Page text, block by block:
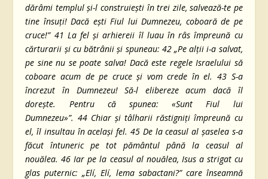
dărâmi templul și-l construiești în trei zile, salvează-te pe
tine însuți! Dacă ești Fiul lui Dumnezeu, coboară de pe
cruce!” 41 La fel şi arhiereii îl luau în râs împreună cu
cărturarii și cu bătrânii şi spuneau: 42„Pe alţii i-a salvat,
pe sine nu se poate salva! Dacă este regele Israelului să
coboare acum de pe cruce şi vom crede în el.43 S-a
încrezut în Dumnezeu! Să-l elibereze acum dacă îl
doreşte. Pentru că spunea: «Sunt Fiul lui
Dumnezeu»”. 44Chiar şi tâlharii răstigniţi împreună cu
el, îl insultau în acelaşi fel. 45 De la ceasul al şaselea s-a
făcut întuneric pe tot pământul până la ceasul al
nouălea.46 Iar pe la ceasul al nouălea, Isus a strigat cu
glas puternic: „Elí, Elí, lema sabactani?” care înseamnă